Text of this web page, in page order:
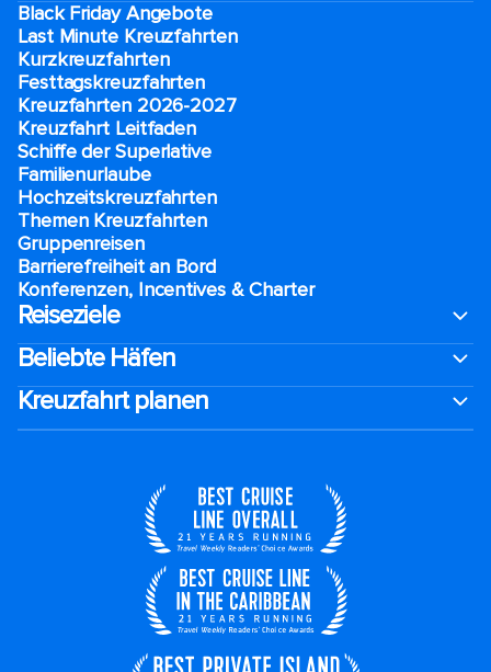
Black Friday Angebote
Last Minute Kreuzfahrten
Kurzkreuzfahrten​
Festtagskreuzfahrten​
Kreuzfahrten 2026-2027
Kreuzfahrt Leitfaden
Schiffe der Superlative
Familienurlaube​
Hochzeitskreuzfahrten
Themen Kreuzfahrten
Gruppenreisen
Barrierefreiheit an Bord​
Konferenzen, Incentives & Charter
Reiseziele
Beliebte Häfen
Kreuzfahrt planen